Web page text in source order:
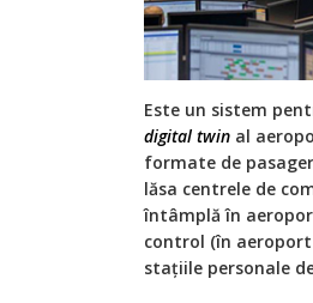
Este un sistem
digital twin al
formate de
lăsa centrele de
întâmplă în
control (în
stațiile personale